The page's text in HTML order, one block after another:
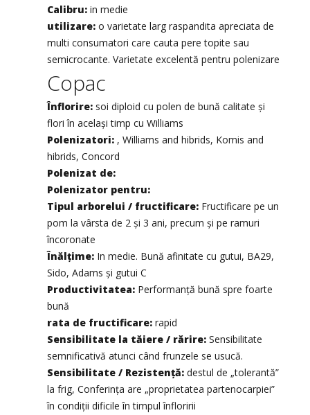
Calibru: in medie
utilizare: o varietate larg raspandita apreciata de
multi consumatori care cauta pere topite sau
semicrocante. Varietate excelentă pentru polenizare
Copac
Înflorire: soi diploid cu polen de bună calitate și
flori în același timp cu Williams
Polenizatori: , Williams and hibrids, Komis and
hibrids, Concord
Polenizat de:
Polenizator pentru:
Tipul arborelui / fructificare: Fructificare pe un
pom la vârsta de 2 și 3 ani, precum și pe ramuri
încoronate
Înălţime: In medie. Bună afinitate cu gutui, BA29,
Sido, Adams și gutui C
Productivitatea: Performanță bună spre foarte
bună
rata de fructificare: rapid
Sensibilitate la tăiere / rărire: Sensibilitate
semnificativă atunci când frunzele se usucă.
Sensibilitate / Rezistență: destul de „tolerantă”
la frig, Conferința are „proprietatea partenocarpiei”
în condiții dificile în timpul înfloririi